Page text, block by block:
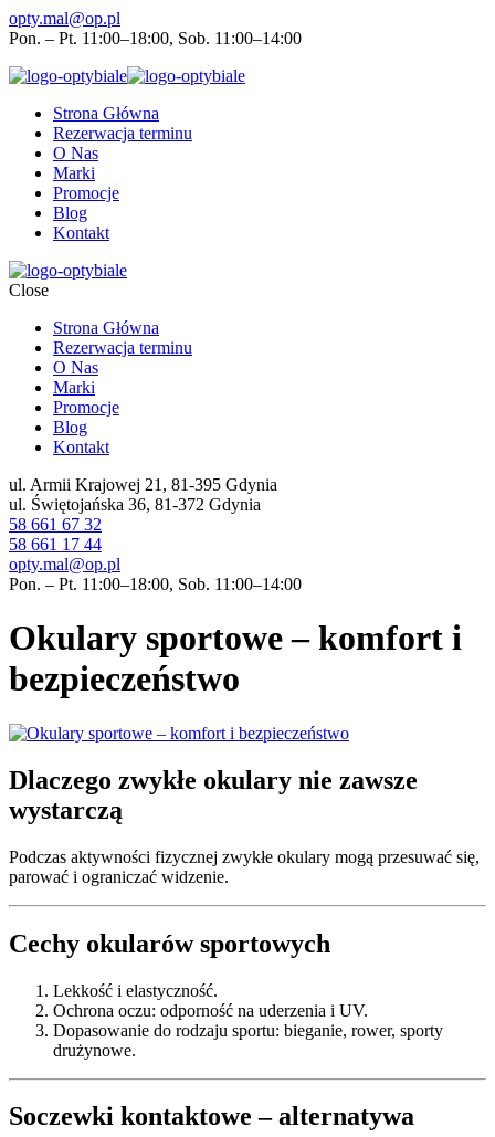
opty.mal@op.pl
Pon. – Pt. 11:00–18:00, Sob. 11:00–14:00
Strona Główna
Rezerwacja terminu
O Nas
Marki
Promocje
Blog
Kontakt
Close
Strona Główna
Rezerwacja terminu
O Nas
Marki
Promocje
Blog
Kontakt
ul. Armii Krajowej 21, 81-395 Gdynia
ul. Świętojańska 36, 81-372 Gdynia
58 661 67 32
58 661 17 44
opty.mal@op.pl
Pon. – Pt. 11:00–18:00, Sob. 11:00–14:00
Okulary sportowe – komfort i
bezpieczeństwo
Dlaczego zwykłe okulary nie zawsze
wystarczą
Podczas aktywności fizycznej zwykłe okulary mogą przesuwać się,
parować i ograniczać widzenie.
Cechy okularów sportowych
Lekkość i elastyczność.
Ochrona oczu: odporność na uderzenia i UV.
Dopasowanie do rodzaju sportu: bieganie, rower, sporty
drużynowe.
Soczewki kontaktowe – alternatywa